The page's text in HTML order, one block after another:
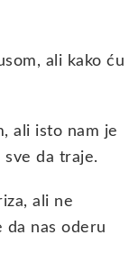
ali kako ću
ali isto nam je
sve da traje.
ali ne
da nas oderu